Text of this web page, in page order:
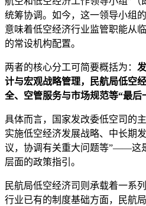
统筹协调。如今，这一领导小组
意味着低空经济行业监管职能从
的常设机构配置。
两者的核心分工可简要概括为：
计与宏观战略管理，民航局低空
全、空管服务与市场规范等“最后
具体而言，国家发改委低空司的
实施低空经济发展战略、中长期
议，协调有关重大问题等”——这
层面的政策指引。
民航局低空经济司则承载着一系
行业已有的制度基础方面，民航